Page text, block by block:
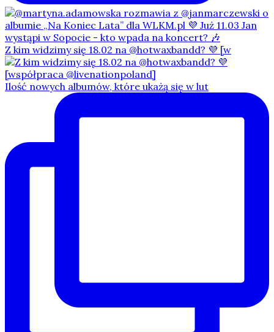
Z kim widzimy się 18.02 na @hotwaxbandd? 💜 [w
Ilość nowych albumów, które ukażą się w lut